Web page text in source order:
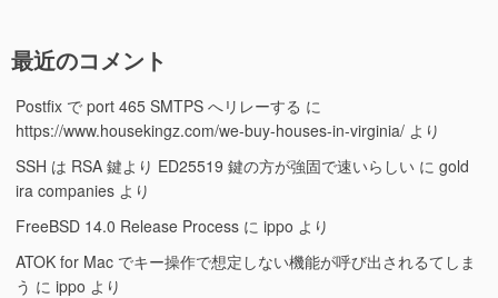
最近のコメント
Postfix で port 465 SMTPS へリレーする に
https://www.housekingz.com/we-buy-houses-in-virginia/ より
SSH は RSA 鍵より ED25519 鍵の方が強固で速いらしい に gold
ira companies より
FreeBSD 14.0 Release Process に ippo より
ATOK for Mac でキー操作で想定しない機能が呼び出されるてしま
う に ippo より